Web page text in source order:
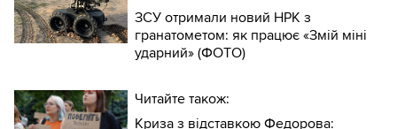
ЗСУ отримали новий НРК з
гранатометом: як працює «Змій міні
ударний» (ФОТО)
Читайте також:
Криза з відставкою Федорова: